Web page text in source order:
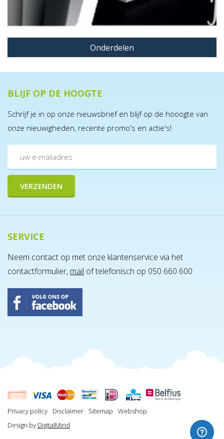
Onderdelen
BLIJF OP DE HOOGTE
Schrijf je in op onze nieuwsbrief en blijf op de hooogte van
onze nieuwigheden, recente promo's en actie's!
SERVICE
Neem contact op met onze klantenservice via het
contactformulier, mail of telefonisch op 050 660 600
Privacy policy Disclaimer Sitemap
Webshop
Design by DigitalMind